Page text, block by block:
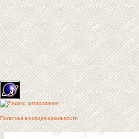
Политика конфиденциальности